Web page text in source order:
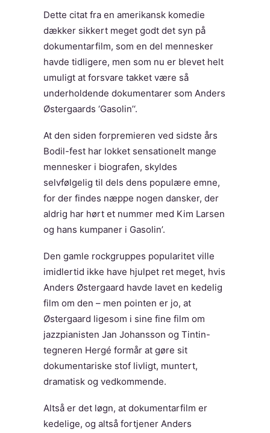
Dette citat fra en amerikansk komedie
dækker sikkert meget godt det syn på
dokumentarfilm, som en del mennesker
havde tidligere, men som nu er blevet helt
umuligt at forsvare takket være så
underholdende dokumentarer som Anders
Østergaards ‘Gasolin’‘.
At den siden forpremieren ved sidste års
Bodil-fest har lokket sensationelt mange
mennesker i biografen, skyldes
selvfølgelig til dels dens populære emne,
for der findes næppe nogen dansker, der
aldrig har hørt et nummer med Kim Larsen
og hans kumpaner i Gasolin’.
Den gamle rockgruppes popularitet ville
imidlertid ikke have hjulpet ret meget, hvis
Anders Østergaard havde lavet en kedelig
film om den – men pointen er jo, at
Østergaard ligesom i sine fine film om
jazzpianisten Jan Johansson og Tintin-
tegneren Hergé formår at gøre sit
dokumentariske stof livligt, muntert,
dramatisk og vedkommende.
Altså er det løgn, at dokumentarfilm er
kedelige, og altså fortjener Anders